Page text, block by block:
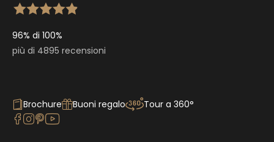
96% di 100%
più di 4895 recensioni
Brochure Buoni regalo Tour a 360°